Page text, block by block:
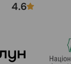
4.6